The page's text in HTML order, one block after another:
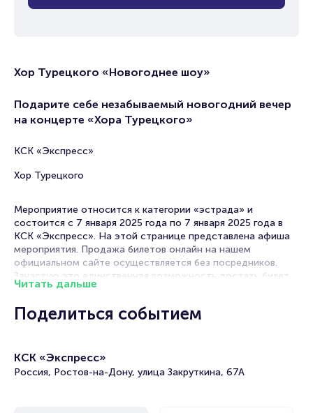
Хор Турецкого «Новогоднее шоу»
Подарите себе незабываемый новогодний вечер
на концерте «Хора Турецкого»
КСК «Экспресс»
Хор Турецкого
Мероприятие относится к категории «эстрада» и
состоится с 7 января 2025 года по 7 января 2025 года в
КСК «Экспресс». На этой странице представлена афиша
мероприятия. Продажа билетов онлайн на нашем
официальном сайте осуществляется без посредников.
Зачастую это единственная возможность достать билет
на эстраду.
Билеты на Хор Турецкого «Новогоднее шоу»
продажи билетов на мероприятия разного формата.
Среднее время на покупку билета здесь начиная с выбора
Читать дальше
Поделиться событием
КСК «Экспресс»
Россия, Ростов-на-Дону, улица Закруткина, 67А